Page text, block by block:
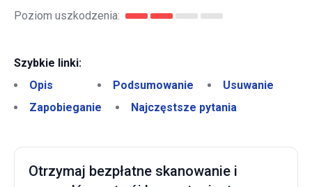
Poziom uszkodzenia:
Szybkie linki:
Opis
Podsumowanie
Usuwanie
Zapobieganie
Najczęstsze pytania
Otrzymaj bezpłatne skanowanie i